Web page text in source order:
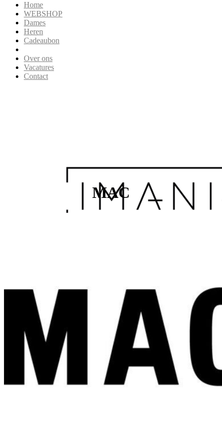
Home
WEBSHOP
Dames
Heren
Cadeaubon
Over ons
Vacatures
Contact
Home
WEBSHOP
Dames
Heren
Cadeaubon
Over ons
MAC